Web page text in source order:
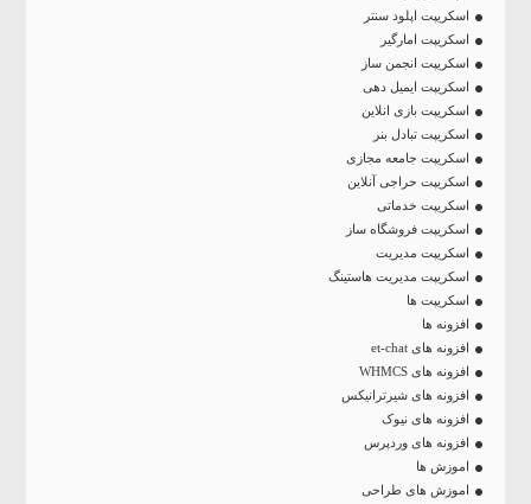
اسکریپت اپلود سنتر
اسکریپت امارگیر
اسکریپت انجمن ساز
اسکریپت ایمیل دهی
اسکریپت بازی انلاین
اسکریپت تبادل بنر
اسکریپت جامعه مجازی
اسکریپت حراجی آنلاین
اسکریپت خدماتی
اسکریپت فروشگاه ساز
اسکریپت مدیریت
اسکریپت مدیریت هاستینگ
اسکریپت ها
افزونه ها
افزونه های et-chat
افزونه های WHMCS
افزونه های شیرترانیکس
افزونه های نیوک
افزونه های وردپرس
اموزش ها
اموزش های طراحی